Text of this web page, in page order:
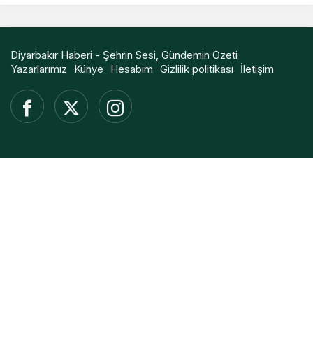
Diyarbakır Haberi - Şehrin Sesi, Gündemin Özeti
Yazarlarımız
Künye Hesabım Gizlilik politikası İletişim